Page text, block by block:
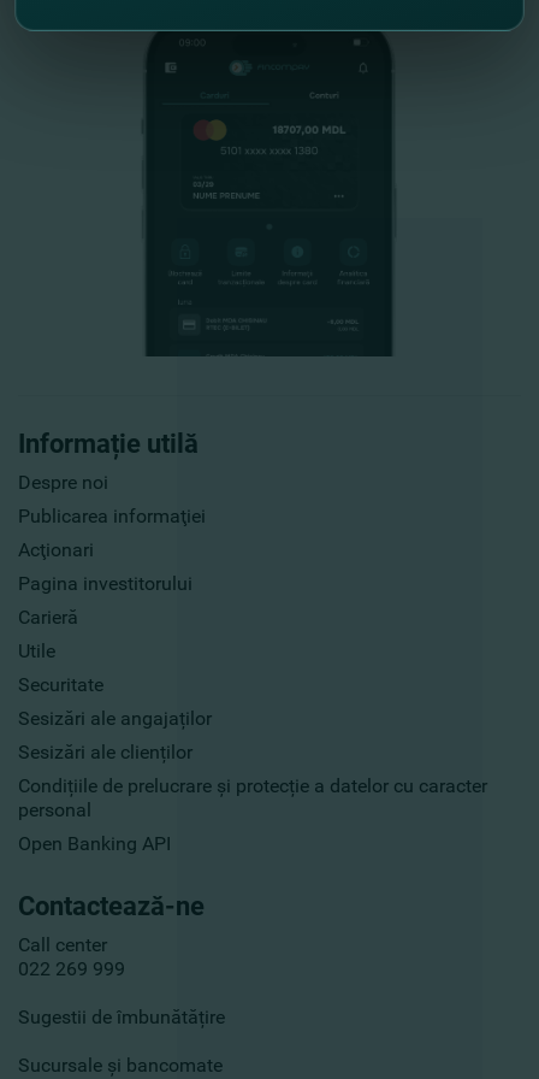
Informație utilă
Despre noi
Publicarea informaţiei
Acţionari
Pagina investitorului
Carieră
Utile
Securitate
Sesizări ale angajaților
Sesizări ale clienților
Condițiile de prelucrare și protecție a datelor cu caracter
personal
Open Banking API
Contactează-ne
Call center
022 269 999
Sugestii de îmbunătățire
Sucursale și bancomate